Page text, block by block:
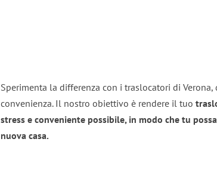
Sperimenta la differenza con i traslocatori di
convenienza. Il nostro obiettivo è rendere il tuo
stress e conveniente possibile, in modo che tu
nuova casa.